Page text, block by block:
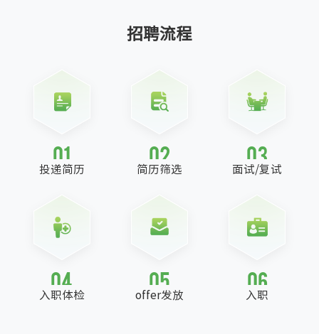
招聘流程
01
投递简历
02
简历筛选
03
面试/复试
04
入职体检
05
offer发放
06
入职